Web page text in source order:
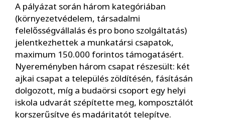
A pályázat során három kategóriában
(környezetvédelem, társadalmi
felelősségvállalás és pro bono szolgáltatás)
jelentkezhettek a munkatársi csapatok,
maximum 150.000 forintos támogatásért.
Nyereményben három csapat részesült: két
ajkai csapat a település zöldítésén, fásításán
dolgozott, míg a budaörsi csoport egy helyi
iskola udvarát szépítette meg, komposztálót
korszerűsítve és madáritatót telepítve.